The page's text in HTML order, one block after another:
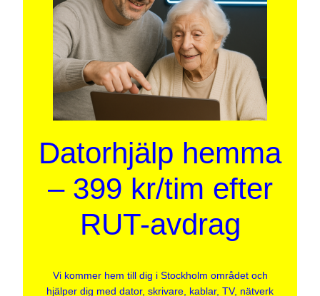
Datorhjälp hemma
– 399 kr/tim efter
RUT-avdrag
Vi kommer hem till dig i Stockholm området och
hjälper dig med dator, skrivare, kablar, TV, nätverk